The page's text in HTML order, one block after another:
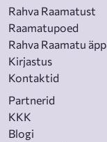
Rahva Raamatust
Raamatupoed
Rahva Raamatu äpp
Kirjastus
Kontaktid
Partnerid
KKK
Blogi